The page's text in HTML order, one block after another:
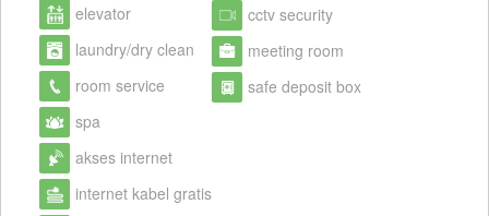
elevator
laundry/dry clean
room service
spa
akses internet
internet kabel gratis
cctv security
meeting room
safe deposit box